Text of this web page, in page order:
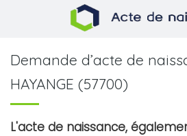
Demande d’acte de
HAYANGE (57700)
L'acte de naissance,